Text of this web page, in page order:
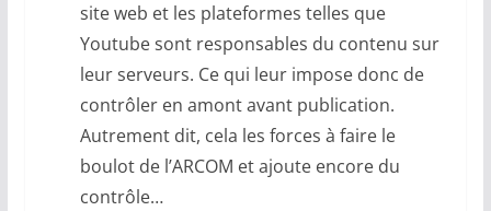
site web et les plateformes telles que
Youtube sont responsables du contenu sur
leur serveurs. Ce qui leur impose donc de
contrôler en amont avant publication.
Autrement dit, cela les forces à faire le
boulot de l’ARCOM et ajoute encore du
contrôle…